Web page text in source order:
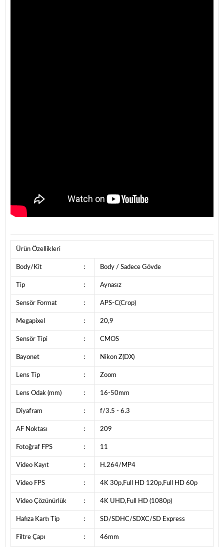
Ürün Özellikleri
Body/Kit : Body / Sadece Gövde
Tip : Aynasız
Sensör Format : APS-C(Crop)
Megapixel : 20,9
Sensör Tipi : CMOS
Bayonet : Nikon Z(DX)
Lens Tip : Zoom
Lens Odak (mm) : 16-50mm
Diyafram : f/3.5 - 6.3
AF Noktası : 209
Fotoğraf FPS : 11
Video Kayıt : H.264/MP4
Video FPS : 4K 30p,Full HD 120p,Full HD 60p
Video Çözünürlük : 4K UHD,Full HD (1080p)
Hafıza Kartı Tip : SD/SDHC/SDXC/SD Express
Filtre Çapı : 46mm